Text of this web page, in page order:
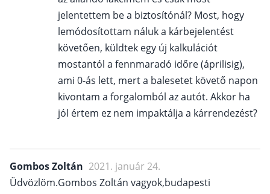
jelentettem be a biztosítónál? Most, hogy
lemódosítottam náluk a kárbejelentést
követően, küldtek egy új kalkulációt
mostantól a fennmaradó időre (áprilisig),
ami 0-ás lett, mert a balesetet követő napon
kivontam a forgalomból az autót. Akkor ha
jól értem ez nem impaktálja a kárrendezést?
Gombos Zoltán 2021. január 24.
Üdvözlöm.Gombos Zoltán vagyok,budapesti